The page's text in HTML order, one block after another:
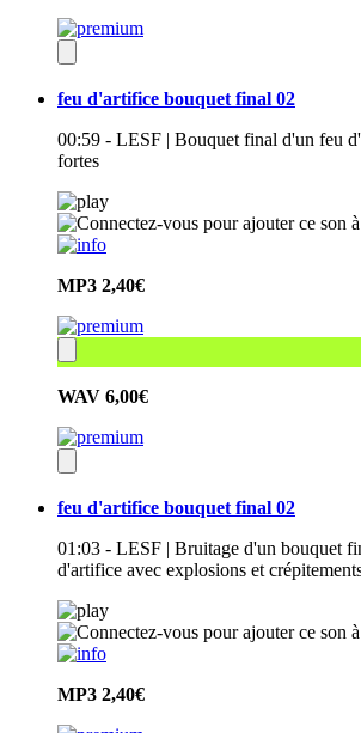
feu d'artifice bouquet final 02
00:59 - LESF | Bouquet final d'un feu
fortes
MP3 2,40€
WAV 6,00€
feu d'artifice bouquet final 02
01:03 - LESF | Bruitage d'un bouquet
d'artifice avec explosions et
MP3 2,40€